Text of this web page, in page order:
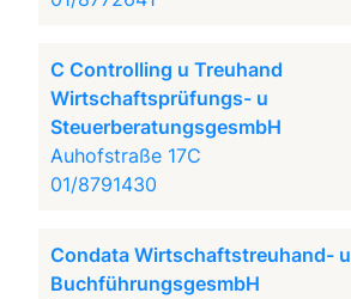
C Controlling u Treuhand
Wirtschaftsprüfungs- u
SteuerberatungsgesmbH
Auhofstraße 17C
01/8791430
Condata Wirtschaftstreuhand- u
BuchführungsgesmbH